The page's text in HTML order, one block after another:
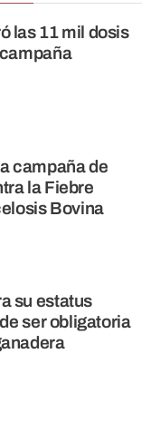
las 11 mil dosis
campaña de
la Fiebre
Bovina
su estatus
ser obligatoria